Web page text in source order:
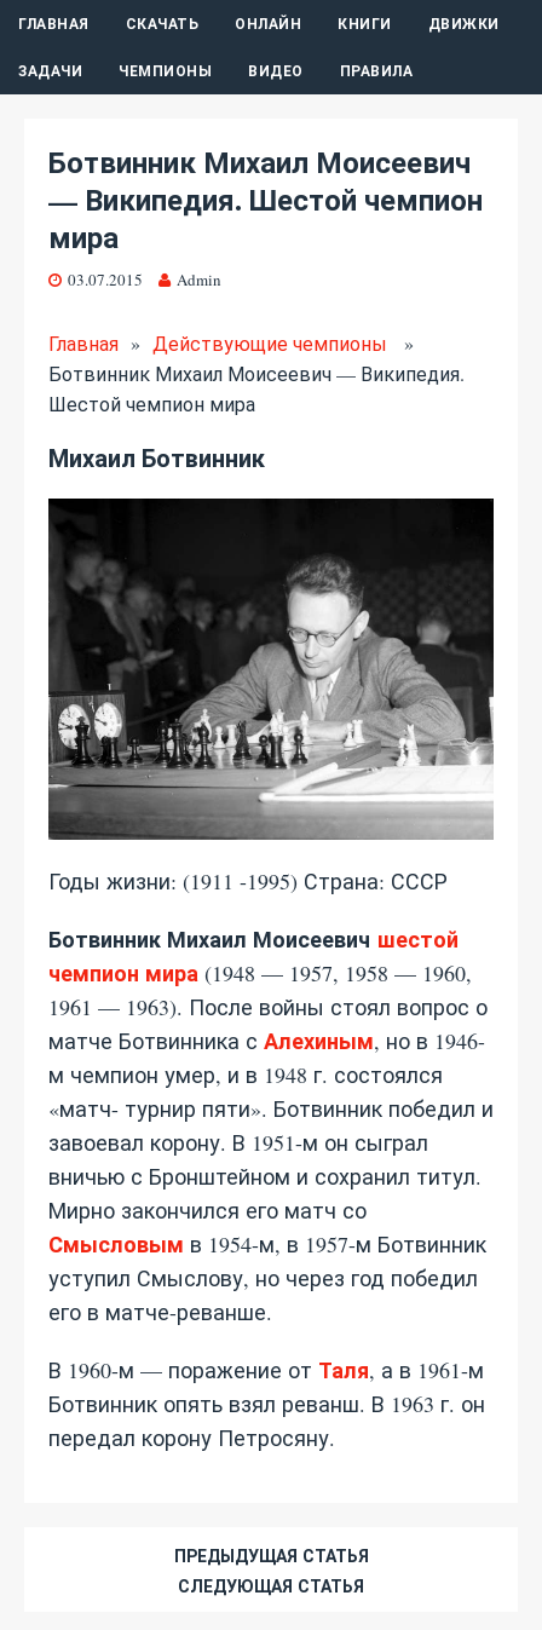
ГЛАВНАЯ СКАЧАТЬ ОНЛАЙН КНИГИ ДВИЖКИ
ЗАДАЧИ ЧЕМПИОНЫ ВИДЕО ПРАВИЛА
Ботвинник Михаил Моисеевич
— Википедия. Шестой чемпион
мира
03.07.2015 Admin
Главная » Действующие чемпионы »
Ботвинник Михаил Моисеевич — Википедия.
Шестой чемпион мира
Михаил Ботвинник
Годы жизни: (1911 -1995) Страна: СССР
Ботвинник Михаил Моисеевич шестой
чемпион мира (1948 — 1957, 1958 — 1960,
1961 — 1963). После войны стоял вопрос о
матче Ботвинника с Алехиным, но в 1946-
м чемпион умер, и в 1948 г. состоялся
«матч- турнир пяти». Ботвинник победил и
завоевал корону. В 1951-м он сыграл
вничью с Бронштейном и сохранил титул.
Мирно закончился его матч со
Смысловым в 1954-м, в 1957-м Ботвинник
уступил Смыслову, но через год победил
его в матче-реванше.
В 1960-м — поражение от Таля, а в 1961-м
Ботвинник опять взял реванш. В 1963 г. он
передал корону Петросяну.
ПРЕДЫДУЩАЯ СТАТЬЯ
СЛЕДУЮЩАЯ СТАТЬЯ